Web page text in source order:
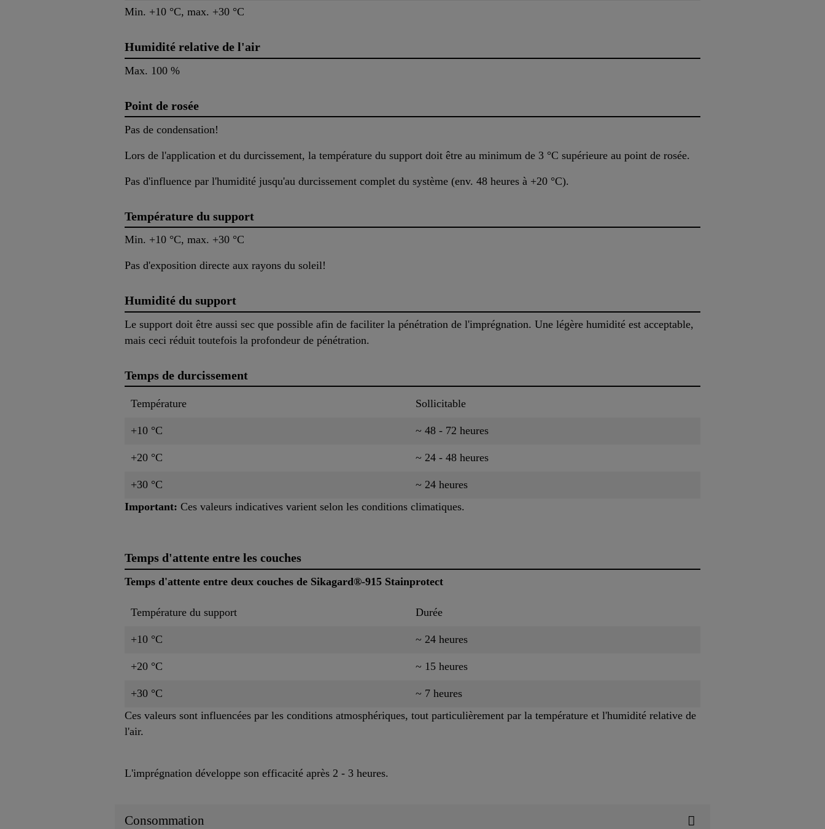
Min. +10 °C, max. +30 °C
Humidité relative de l'air
Max. 100 %
Point de rosée
Pas de condensation!
Lors de l'application et du durcissement, la température du support doit être au minimum de 3 °C supérieure au point de rosée.
Pas d'influence par l'humidité jusqu'au durcissement complet du système (env. 48 heures à +20 °C).
Température du support
Min. +10 °C, max. +30 °C
Pas d'exposition directe aux rayons du soleil!
Humidité du support
Le support doit être aussi sec que possible afin de faciliter la pénétration de l'imprégnation. Une légère humidité est acceptable,
mais ceci réduit toutefois la profondeur de pénétration.
Temps de durcissement
Température Sollicitable
+10 °C ~ 48 - 72 heures
+20 °C ~ 24 - 48 heures
+30 °C
~ 24 heures
Important: Ces valeurs indicatives varient selon les conditions climatiques.
Temps d'attente entre les couches
Temps d'attente entre deux couches de Sikagard®-915 Stainprotect
Température du support Durée
+10 °C ~ 24 heures
+20 °C ~ 15 heures
+30 °C
~ 7 heures
Ces valeurs sont influencées par les conditions atmosphériques, tout particulièrement par la température et l'humidité relative de
l'air.
L'imprégnation développe son efficacité après 2 - 3 heures.
Consommation